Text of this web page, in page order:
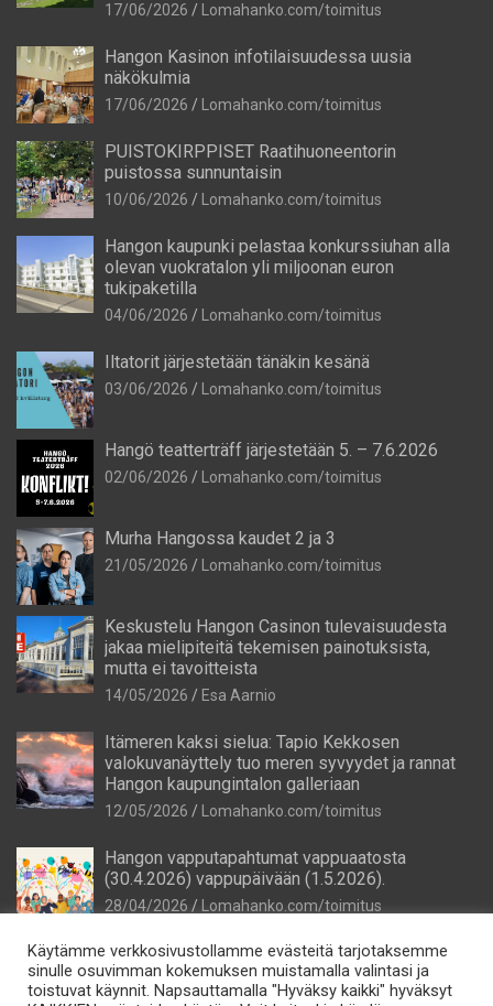
17/06/2026 Lomahanko.com/toimitus
Hangon Kasinon infotilaisuudessa uusia
näkökulmia
17/06/2026 Lomahanko.com/toimitus
PUISTOKIRPPISET Raatihuoneentorin
puistossa sunnuntaisin
10/06/2026 Lomahanko.com/toimitus
Hangon kaupunki pelastaa konkurssiuhan alla
olevan vuokratalon yli miljoonan euron
tukipaketilla
04/06/2026 Lomahanko.com/toimitus
Iltatorit järjestetään tänäkin kesänä
03/06/2026 Lomahanko.com/toimitus
Hangö teatterträff järjestetään 5. – 7.6.2026
02/06/2026 Lomahanko.com/toimitus
Murha Hangossa kaudet 2 ja 3
21/05/2026 Lomahanko.com/toimitus
Keskustelu Hangon Casinon tulevaisuudesta
jakaa mielipiteitä tekemisen painotuksista,
mutta ei tavoitteista
14/05/2026 Esa Aarnio
Itämeren kaksi sielua: Tapio Kekkosen
valokuvanäyttely tuo meren syvyydet ja rannat
Hangon kaupungintalon galleriaan
12/05/2026 Lomahanko.com/toimitus
Hangon vapputapahtumat vappuaatosta
(30.4.2026) vappupäivään (1.5.2026).
28/04/2026 Lomahanko.com/toimitus
Käytämme verkkosivustollamme evästeitä tarjotaksemme
sinulle osuvimman kokemuksen muistamalla valintasi ja
toistuvat käynnit. Napsauttamalla "Hyväksy kaikki" hyväksyt